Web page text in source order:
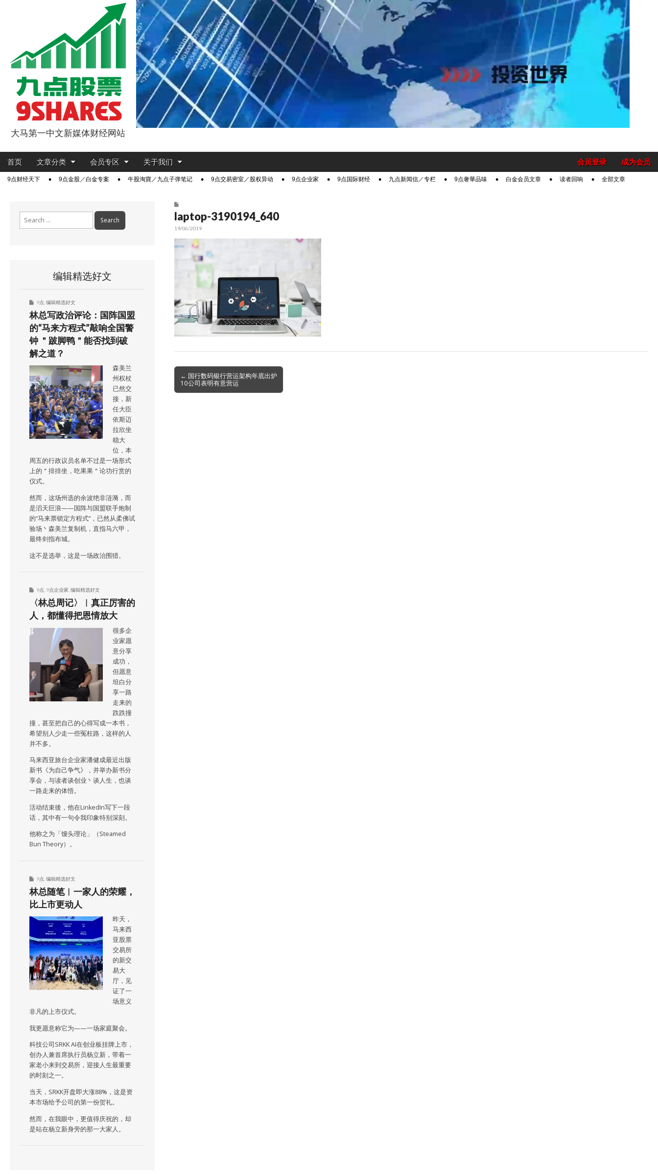
9点股票
大马第一中文新媒体财经网站
Main
Skip
content
首页 文章分类 会员专区 关于我们 成为会员
会员登录
Sub9点财经天下 9点金股／白金专案 牛股淘寶／九点子弹笔记 9点交易密室／股权异动 9点企业家 9点国际财经 九点新闻信／专栏 9点奢華品味 白金会员文章 读者回响 全部文章
laptop-3190194_640
19/06/2019
Post
navigation
← 国行数码银行营运架构年底出炉
10公司表明有意营运
编辑精选好文
9点 编辑精选好文
林总写政治评论：国阵国盟
的“马来方程式”敲响全国警
钟 ＂跛脚鸭＂能否找到破
解之道？
森美兰
州权杖
已然交
接，新
任大臣
依斯迈
拉欣坐
稳大
位，本
周五的行政议员名单不过是一场形式
上的＂排排坐，吃果果＂论功行赏的
仪式。
然而，这场州选的余波绝非涟漪，而
是滔天巨浪——国阵与国盟联手炮制
的“马来票锁定方程式”，已然从柔佛试
验场丶森美兰复制机，直指马六甲，
最终剑指布城。
这不是选举，这是一场政治围猎。
9点 9点企业家 编辑精选好文
〈林总周记〉︱真正厉害的
人，都懂得把恩情放大
很多企
业家愿
意分享
成功，
但愿意
坦白分
享一路
走来的
跌跌撞
撞，甚至把自己的心得写成一本书，
希望别人少走一些冤枉路，这样的人
并不多。
马来西亚旅台企业家潘健成最近出版
新书《为自己争气》，并举办新书分
享会，与读者谈创业丶谈人生，也谈
一路走来的体悟。
活动结束後，他在LinkedIn写下一段
话，其中有一句令我印象特别深刻。
他称之为「馒头理论」（Steamed
Bun Theory）。
9点 编辑精选好文
林总随笔︱一家人的荣耀，
比上市更动人
昨天，
马来西
亚股票
交易所
的新交
易大
厅，见
证了一
场意义
非凡的上市仪式。
我更愿意称它为——一场家庭聚会。
科技公司SRKK AI在创业板挂牌上市，
创办人兼首席执行员杨立新，带着一
家老小来到交易所，迎接人生最重要
的时刻之一。
当天，SRKK开盘即大涨88%，这是资
本市场给予公司的第一份贺礼。
然而，在我眼中，更值得庆祝的，却
是站在杨立新身旁的那一大家人。